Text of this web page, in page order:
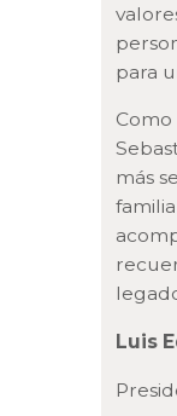
para
Como
más
Luis